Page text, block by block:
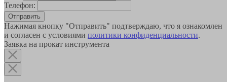
Телефон:
Отправить
Нажимая кнопку "Отправить" подтверждаю, что я ознакомлен
и согласен с условиями политики конфиденциальности.
Заявка на прокат инструмента